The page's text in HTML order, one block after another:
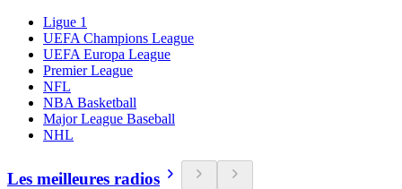
Ligue 1
UEFA Champions League
UEFA Europa League
Premier League
NFL
NBA Basketball
Major League Baseball
NHL
Les meilleures radios